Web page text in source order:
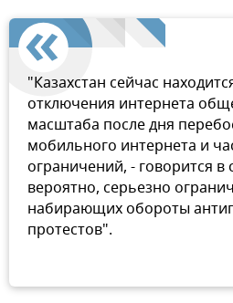
"Казахстан сейчас
отключения интернета
масштаба после дня
мобильного интернета и
ограничений, - говорится
вероятно, серьезно
набирающих обороты
протестов".